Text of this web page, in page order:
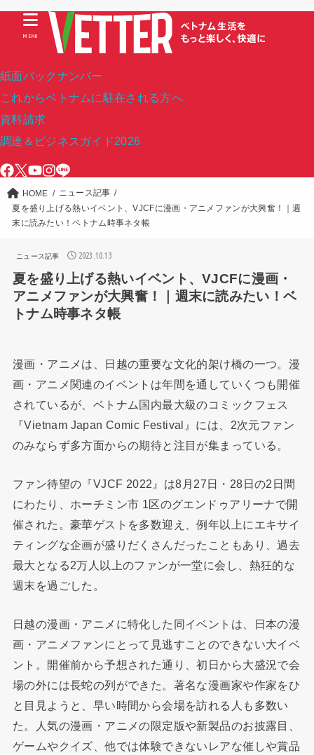
紙面バックナンバー
これからベトナムに駐在される方へ
資料請求
調達＆ビジネスガイド2026
MENU
HOME
ニュース記事
夏を盛り上げる熱いイベント、VJCFに漫画・アニメファンが大興奮！｜週
末に読みたい！ベトナム時事ネタ帳
ニュース記事 2023.10.13
夏を盛り上げる熱いイベント、VJCFに漫画・
アニメファンが大興奮！｜週末に読みたい！ベ
トナム時事ネタ帳
漫画・アニメは、日越の重要な文化的架け橋の一つ。漫
画・アニメ関連のイベントは年間を通していくつも開催
されているが、ベトナム国内最大級のコミックフェス
『Vietnam Japan Comic Festival』には、2次元ファン
のみならず多方面からの期待と注目が集まっている。
ファン待望の『VJCF 2022』は8月27日・28日の2日間
にわたり、ホーチミン市 1区のグエンドゥアリーナで開
催された。豪華ゲストを多数迎え、例年以上にエキサイ
ティングな企画が盛りだくさんだったこともあり、過去
最大となる2万人以上のファンが一堂に会し、熱狂的な
週末を過ごした。
日越の漫画・アニメに特化した同イベントは、日本の漫
画・アニメファンにとって見逃すことのできない大イベ
ント。開催前から予想された通り、初日から大盛況で会
場の外には長蛇の列ができた。著名な漫画家や作家をひ
と目見ようと、早い時間から会場を訪れる人も多数い
た。人気の漫画・アニメの限定版や新製品のお披露目、
ゲームやクイズ、他では体験できないレアな催しや賞品